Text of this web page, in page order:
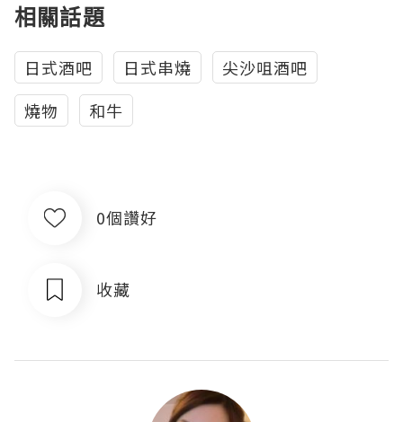
相關話題
日式酒吧 日式串燒
尖沙咀酒吧
燒物
和牛
0個讚好
收藏